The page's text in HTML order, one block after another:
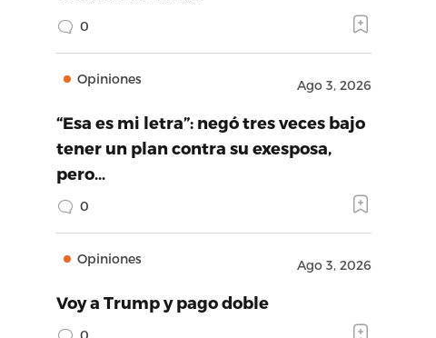
0
Opiniones Ago 3, 2026
“Esa es mi letra”: negó tres veces bajo
tener un plan contra su exesposa,
pero…
0
Opiniones Ago 3, 2026
Voy a Trump y pago doble
0